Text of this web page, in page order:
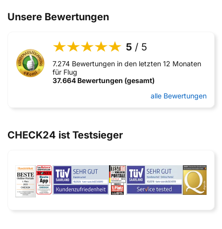
Unsere Bewertungen
5 / 5
7.274 Bewertungen in den letzten 12 Monaten
für Flug
37.664 Bewertungen (gesamt)
alle Bewertungen
CHECK24 ist Testsieger